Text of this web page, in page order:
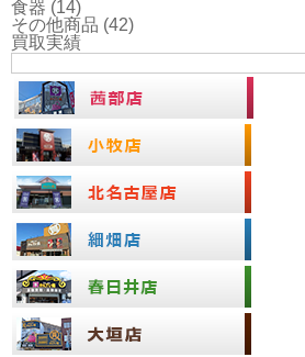
食器 (14)
その他商品 (42)
買取実績